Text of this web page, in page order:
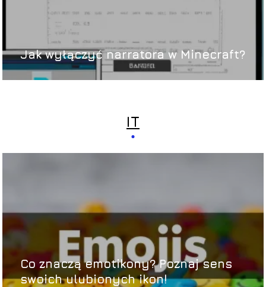
Jak wyłączyć narratora w Minecraft?
IT
Co znaczą emotikony? Poznaj sens
swoich ulubionych ikon!